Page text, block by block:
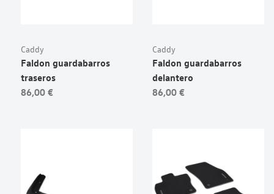
Caddy
Faldon guardabarros
traseros
86,00 €
Caddy
Faldon guardabarros
delantero
86,00 €